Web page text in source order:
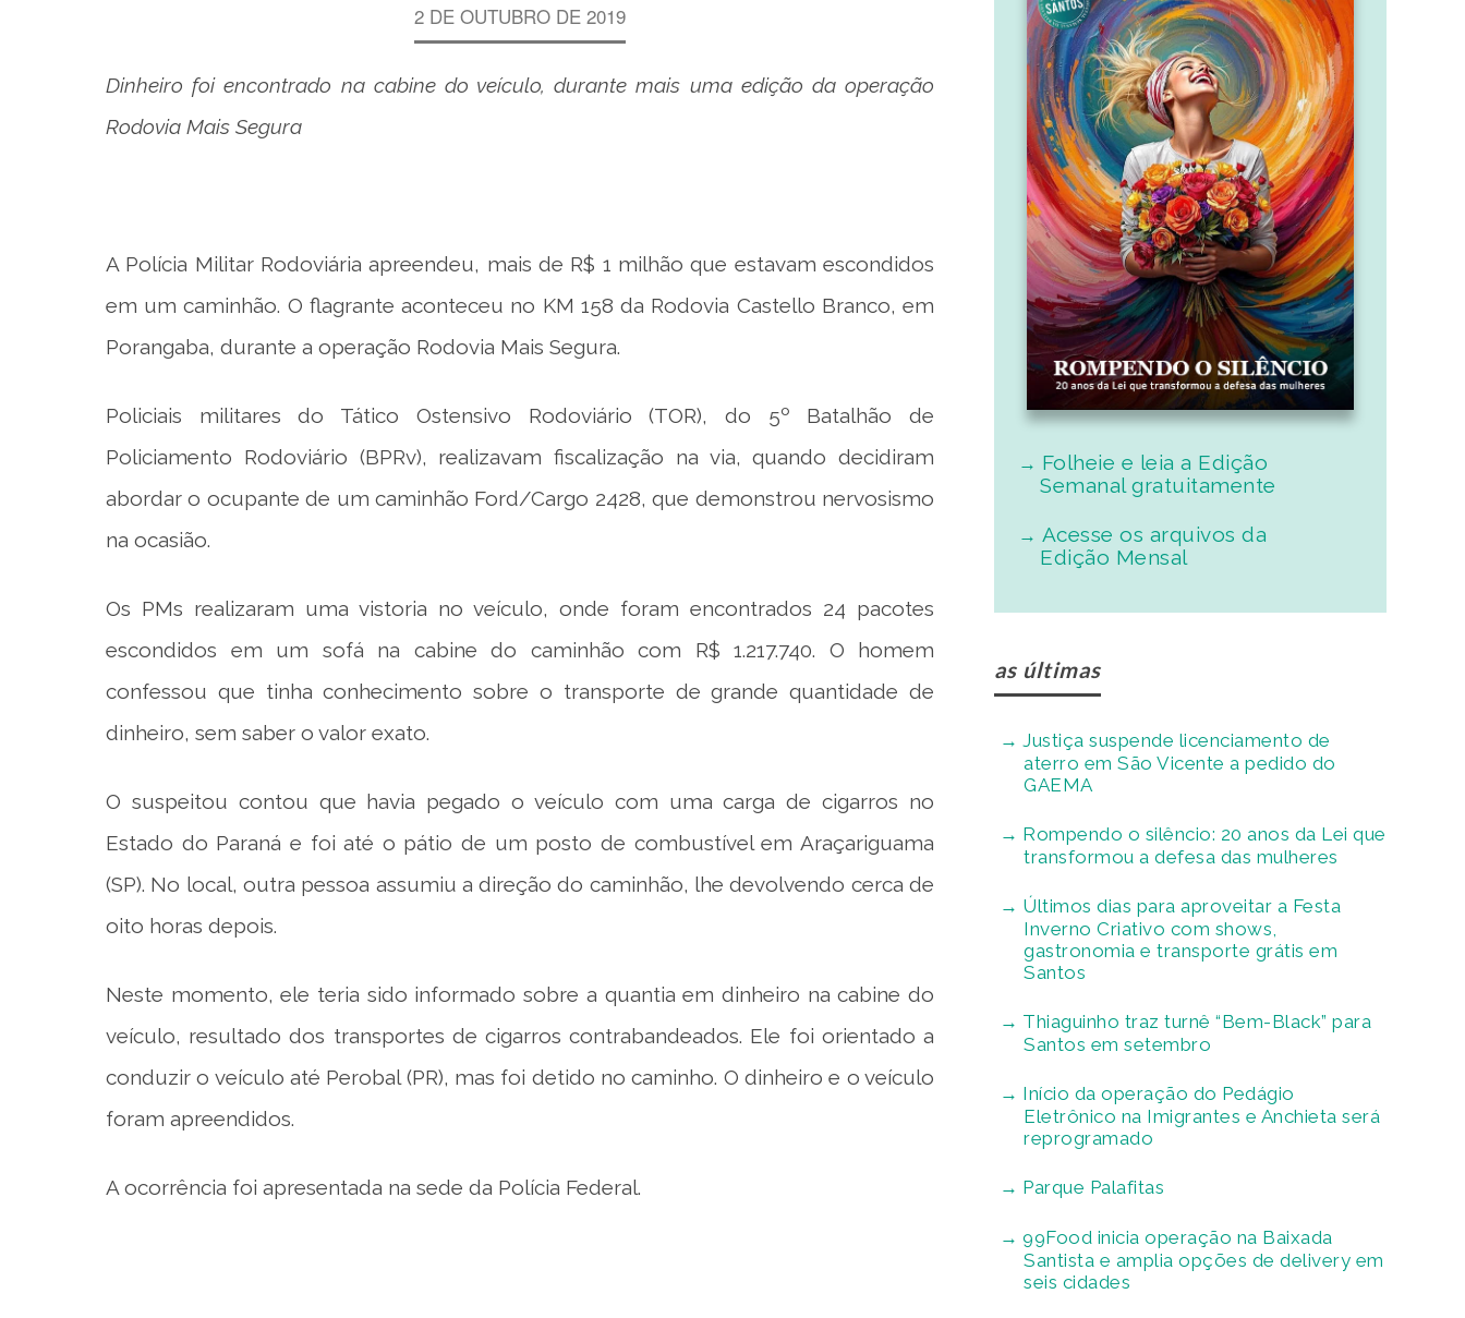
2 DE OUTUBRO DE 2019
Dinheiro foi encontrado na cabine do veículo, durante mais uma edição da operação
Rodovia Mais Segura
A Polícia Militar Rodoviária apreendeu, mais de R$ 1 milhão que estavam escondidos
em um caminhão. O flagrante aconteceu no KM 158 da Rodovia Castello Branco, em
Porangaba, durante a operação Rodovia Mais Segura.
Policiais militares do Tático Ostensivo Rodoviário (TOR), do 5º Batalhão de
Policiamento Rodoviário (BPRv), realizavam fiscalização na via, quando decidiram
abordar o ocupante de um caminhão Ford/Cargo 2428, que demonstrou nervosismo
na ocasião.
Os PMs realizaram uma vistoria no veículo, onde foram encontrados 24 pacotes
escondidos em um sofá na cabine do caminhão com R$ 1.217.740. O homem
confessou que tinha conhecimento sobre o transporte de grande quantidade de
dinheiro, sem saber o valor exato.
O suspeitou contou que havia pegado o veículo com uma carga de cigarros no
Estado do Paraná e foi até o pátio de um posto de combustível em Araçariguama
(SP). No local, outra pessoa assumiu a direção do caminhão, lhe devolvendo cerca de
oito horas depois.
Neste momento, ele teria sido informado sobre a quantia em dinheiro na cabine do
veículo, resultado dos transportes de cigarros contrabandeados. Ele foi orientado a
conduzir o veículo até Perobal (PR), mas foi detido no caminho. O dinheiro e o veículo
foram apreendidos.
A ocorrência foi apresentada na sede da Polícia Federal.
Folheie e leia a Edição
Semanal gratuitamente
Acesse os arquivos da
Edição Mensal
as últimas
Justiça suspende licenciamento de
aterro em São Vicente a pedido do
GAEMA
Rompendo o silêncio: 20 anos da Lei que
transformou a defesa das mulheres
Últimos dias para aproveitar a Festa
Inverno Criativo com shows,
gastronomia e transporte grátis em
Santos
Thiaguinho traz turnê “Bem-Black” para
Santos em setembro
Início da operação do Pedágio
Eletrônico na Imigrantes e Anchieta será
reprogramado
Parque Palafitas
99Food inicia operação na Baixada
Santista e amplia opções de delivery em
seis cidades